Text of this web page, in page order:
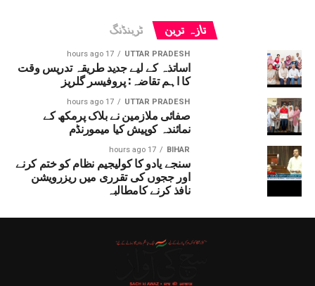
تازہ ترین ٹرینڈنگ
UTTAR PRADESH
17 hours ago
اساتذہ کے لیے جدید طریقہ تدریس وقت
کا اہم تقاضہ: پروفیسر گلریز
UTTAR PRADESH
17 hours ago
صفائی ملازمین نے بلاک پرمکھ کے
نمائندہ کوپیش کیا میمورنڈم
BIHAR
17 hours ago
سنجے یادو کا کولیجیم نظام کو ختم کرنے
اور ججوں کی تقرری میں ریزرویشن
نافذ کرنے کامطالبہ